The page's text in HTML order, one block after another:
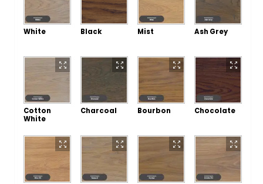
White Black Mist Ash Grey
Cotton
White
Charcoal Bourbon Chocolate